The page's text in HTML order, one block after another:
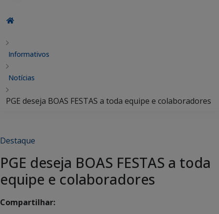
Informativos
Notícias
PGE deseja BOAS FESTAS a toda equipe e colaboradores
Destaque
PGE deseja BOAS FESTAS a toda
equipe e colaboradores
Compartilhar: